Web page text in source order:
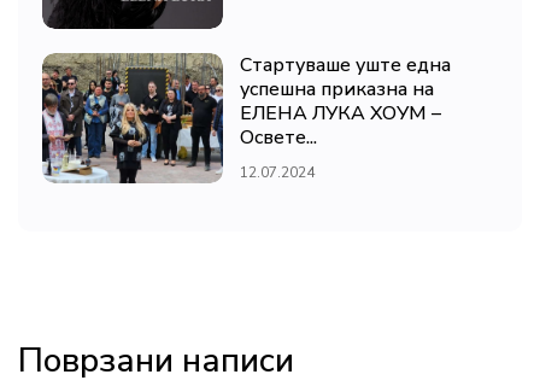
Стартуваше уште една
успешна приказна на
ЕЛЕНА ЛУКА ХОУМ –
Освете...
12.07.2024
Поврзани написи